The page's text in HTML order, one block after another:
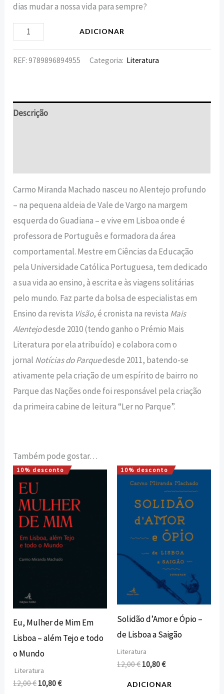
dias mudar a nossa vida para sempre?
ADICIONAR
REF:9789896894955 Categoria: Literatura
Descrição
Carmo Miranda Machado nasceu no Alentejo profundo
– na pequena aldeia de Vale de Vargo na margem
esquerda do Guadiana – e vive em Lisboa onde é
professora de Português e formadora da área
comportamental. Mestre em Ciências da Educação
pela Universidade Católica Portuguesa, tem dedicado
a sua vida ao ensino, à escrita e às viagens solitárias
pelo mundo. Faz parte da bolsa de especialistas em
Ensino da revista Visão, é cronista na revista Mais
Alentejodesde 2010 (tendo ganho o Prémio Mais
Literatura por ela atribuído) e colabora com o
jornal Notícias do Parquedesde 2011, batendo-se
ativamente pela criação de um espírito de bairro no
Parque das Nações onde foi responsável pela criação
da primeira cabine de leitura “Ler no Parque”.
Também pode gostar…
10% desconto
Eu, Mulher de Mim Em
Lisboa – além Tejo e todo
o Mundo
Literatura
12,00€
O
preço
era:
12,00 €.
10,80€
O
é:
10,80 €.
10% desconto
Solidão d’Amor e Ópio –
de Lisboa a Saigão
Literatura
12,00€
O
preço
original
era:
10,80€
O
preço
atual
é:
10,80 €.
ADICIONAR